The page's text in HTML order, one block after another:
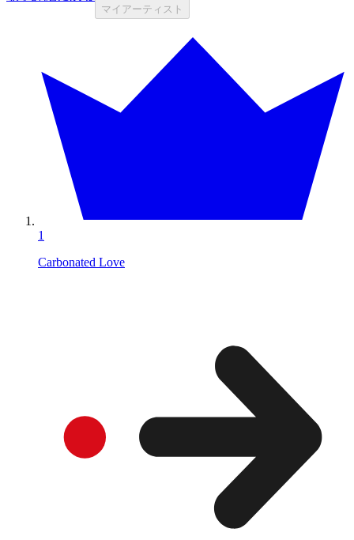
マイアーティスト
1
Carbonated Love